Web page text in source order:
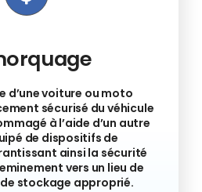
d’une voiture ou moto
sécurisé du véhicule
à l’aide d’un autre
de dispositifs de
ainsi la sécurité
vers un lieu de
stockage approprié.